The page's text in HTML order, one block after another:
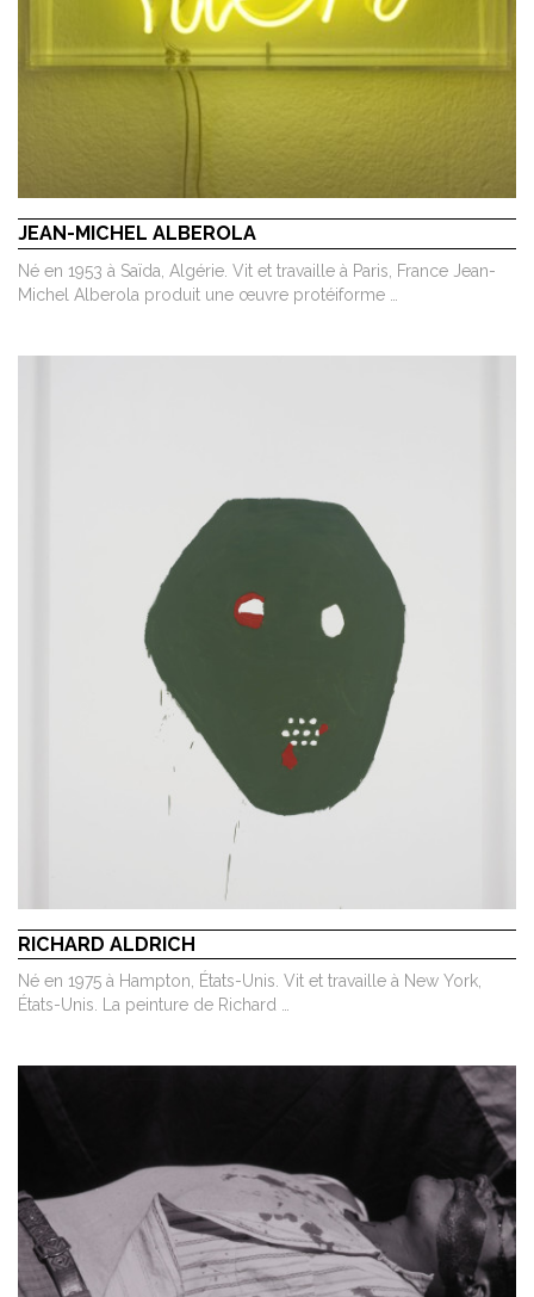
JEAN-MICHEL ALBEROLA
Né en 1953 à Saïda, Algérie. Vit et travaille à Paris, France Jean-
Michel Alberola produit une œuvre protéiforme …
RICHARD ALDRICH
Né en 1975 à Hampton, États-Unis. Vit et travaille à New York,
États-Unis. La peinture de Richard …